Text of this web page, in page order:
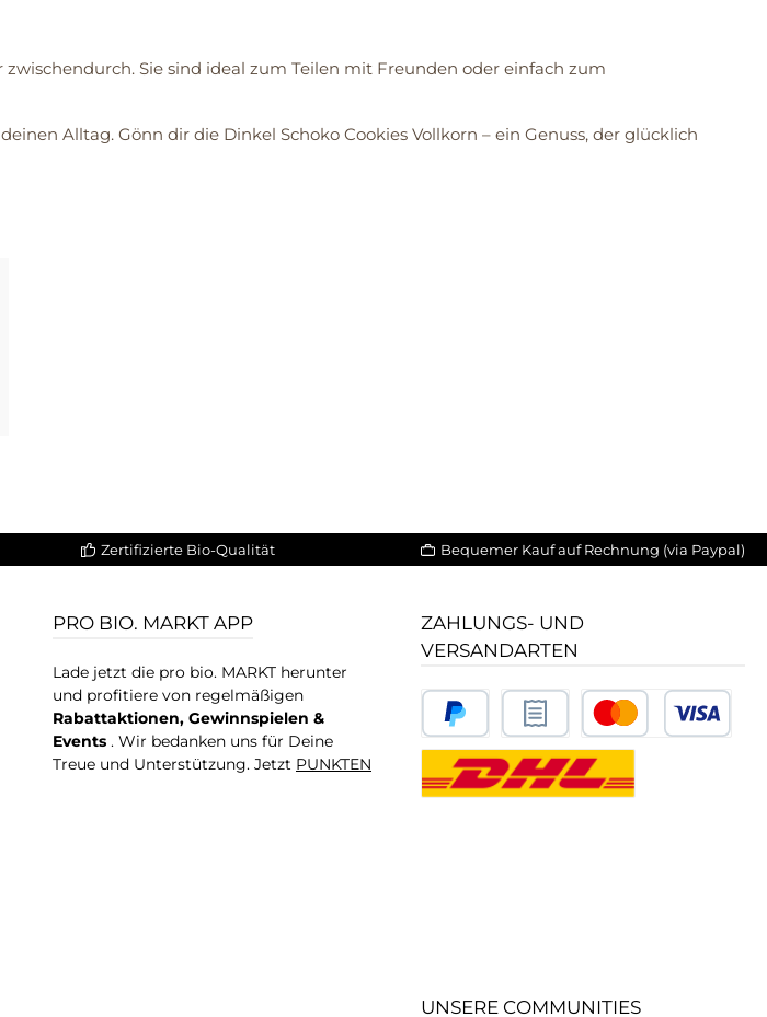
Sie sind ideal zum Teilen mit Freunden oder einfach zum
Alltag. Gönn dir die Dinkel Schoko Cookies Vollkorn – ein Genuss, der glücklich
Zertifizierte Bio-Qualität Bequemer Kauf auf Rechnung (via Paypal)
PRO BIO. MARKT APP
Lade jetzt die pro bio. MARKT herunter
und profitiere von regelmäßigen
Rabattaktionen, Gewinnspielen &
Events . Wir bedanken uns für Deine
Treue und Unterstützung. Jetzt PUNKTEN
ZAHLUNGS- UND
VERSANDARTEN
UNSERE COMMUNITIES